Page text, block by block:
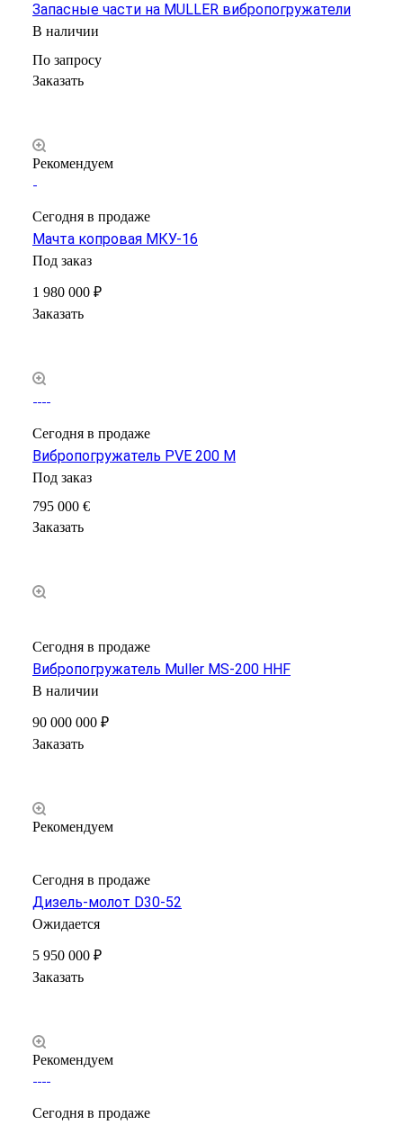
Запасные части на MULLER вибропогружатели
В наличии
По запросу
Заказать
Рекомендуем
Сегодня в продаже
Мачта копровая МКУ-16
Под заказ
1 980 000 ₽
Заказать
Сегодня в продаже
Вибропогружатель PVE 200 M
Под заказ
795 000 €
Заказать
Сегодня в продаже
Вибропогружатель Muller MS-200 HHF
В наличии
90 000 000 ₽
Заказать
Рекомендуем
Сегодня в продаже
Дизель-молот D30-52
Ожидается
5 950 000 ₽
Заказать
Рекомендуем
Сегодня в продаже